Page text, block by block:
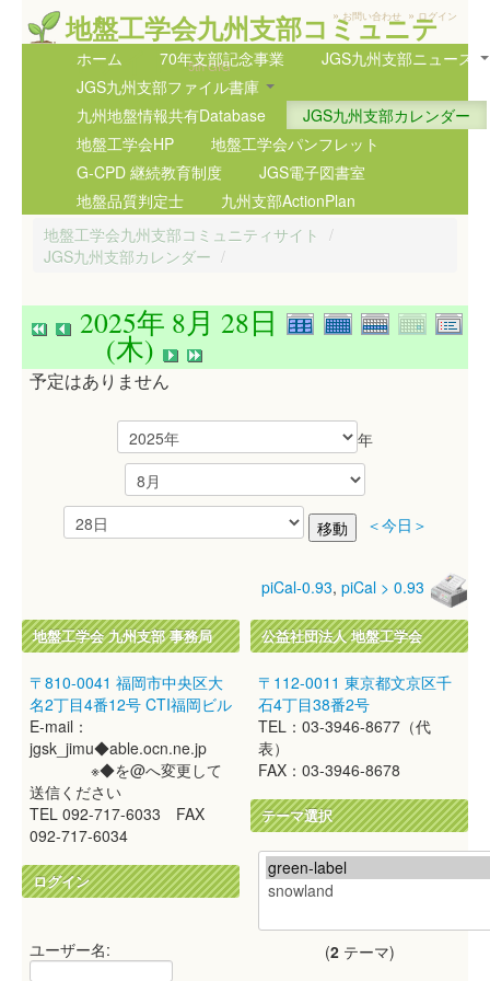
地盤工学会九州支部コミュニテ
ィサイト
5th GIG
» お問い合わせ » ログイン
ホーム 70年支部記念事業
JGS九州支部ニュース
JGS九州支部ファイル書庫
九州地盤情報共有Database
JGS九州支部カレンダー
地盤工学会HP
地盤工学会パンフレット
G-CPD 継続教育制度
JGS電子図書室
地盤品質判定士
九州支部ActionPlan
地盤工学会九州支部コミュニティサイト /
JGS九州支部カレンダー /
2025年 8月 28日
(木)
予定はありません
年
＜今日＞
piCal-0.93, piCal > 0.93
地盤工学会 九州支部 事務局
〒810-0041 福岡市中央区大
名2丁目4番12号 CTI福岡ビル
E-mail：
jgsk_jimu◆able.ocn.ne.jp
※◆を@へ変更して
送信ください
TEL 092-717-6033 FAX
092-717-6034
ログイン
ユーザー名:
公益社団法人 地盤工学会
〒112-0011 東京都文京区千
石4丁目38番2号
TEL：03-3946-8677（代
表）
FAX：03-3946-8678
テーマ選択
(2テーマ)